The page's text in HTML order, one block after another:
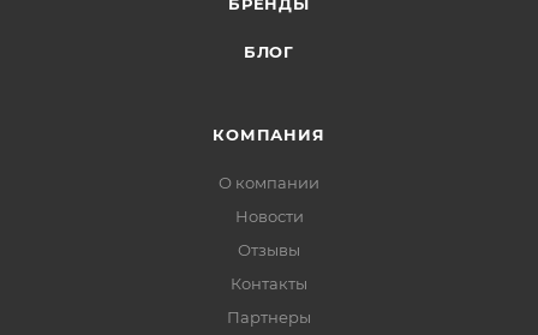
БЛОГ
КОМПАНИЯ
О компании
Новости
Отзывы
Контакты
Партнеры